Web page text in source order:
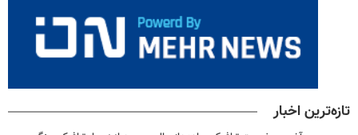
تازه‌ترین اخبار